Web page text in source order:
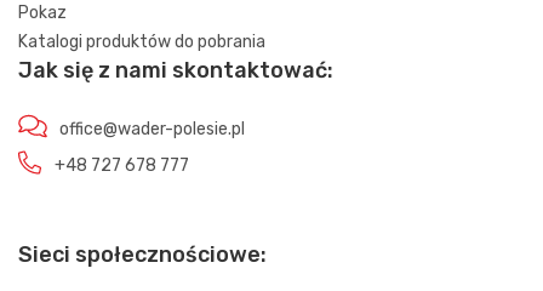
Pokaz
Katalogi produktów do pobrania
Jak się z nami skontaktować:
office@wader-polesie.pl
+48 727 678 777
Sieci społecznościowe: